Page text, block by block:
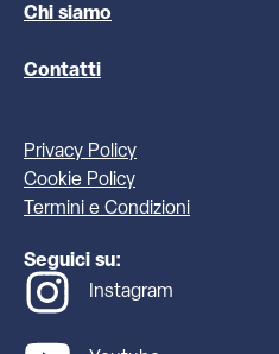
Chi siamo
Contatti
Privacy Policy
Cookie Policy
Termini e Condizioni
Seguici su:
Instagram